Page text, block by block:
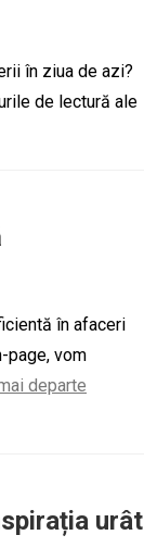
în ziua de azi?
de lectură ale
în afaceri
page, vom
departe
urât